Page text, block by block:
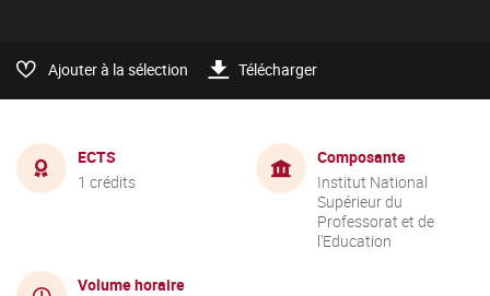
Ajouter à la sélection Télécharger
ECTS
1 crédits
Composante
Institut National
Supérieur du
Professorat et de
l'Education
Volume horaire